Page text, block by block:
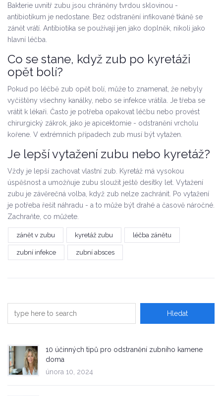
Bakterie uvnitř zubu jsou chráněny tvrdou sklovinou -
antibiotikum je nedostane. Bez odstranění infikované tkáně se
zánět vrátí. Antibiotika se používají jen jako doplněk, nikoli jako
hlavní léčba.
Co se stane, když zub po kyretáži
opět bolí?
Pokud po léčbě zub opět bolí, může to znamenat, že nebyly
vyčištěny všechny kanálky, nebo se infekce vrátila. Je třeba se
vrátit k lékaři. Často je potřeba opakovat léčbu nebo provést
chirurgický zákrok, jako je apicektomie - odstranění vrcholu
kořene. V extrémních případech zub musí být vytažen.
Je lepší vytažení zubu nebo kyretáž?
Vždy je lepší zachovat vlastní zub. Kyretáž má vysokou
úspěšnost a umožňuje zubu sloužit ještě desítky let. Vytažení
zubu je závěrečná volba, když zub nelze zachránit. Po vytažení
je potřeba řešit náhradu - a to může být drahé a časově náročné.
Zachraňte, co můžete.
zánět v zubu kyretáž zubu léčba zánětu
zubní infekce zubní absces
10 účinných tipů pro odstranění zubního kamene
doma
února 10, 2024